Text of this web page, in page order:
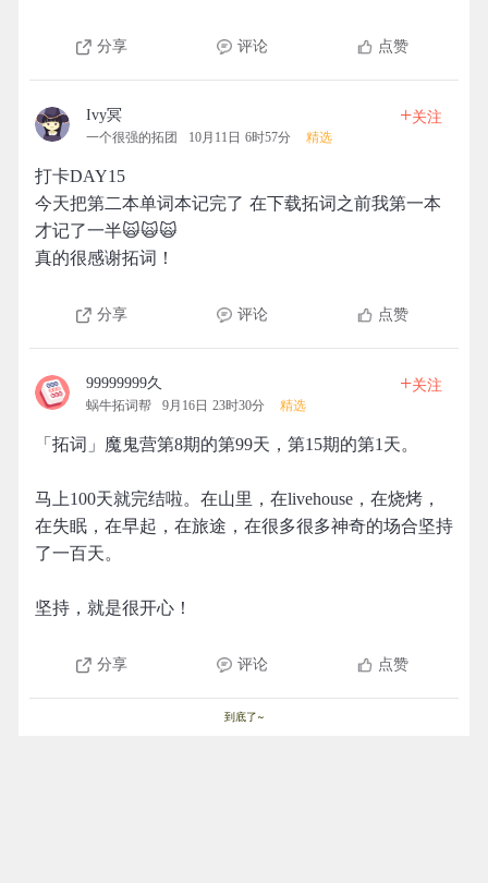
分享 评论 点赞
Ivy冥
一个很强的拓团 10月11日 6时57分 精选
+关注
打卡DAY15
今天把第二本单词本记完了 在下载拓词之前我第一本
才记了一半🙀🙀🙀
真的很感谢拓词！
分享 评论 点赞
99999999久
蜗牛拓词帮 9月16日 23时30分 精选
+关注
「拓词」魔鬼营第8期的第99天，第15期的第1天。
马上100天就完结啦。在山里，在livehouse，在烧烤，
在失眠，在早起，在旅途，在很多很多神奇的场合坚持
了一百天。
坚持，就是很开心！
分享 评论 点赞
到底了~